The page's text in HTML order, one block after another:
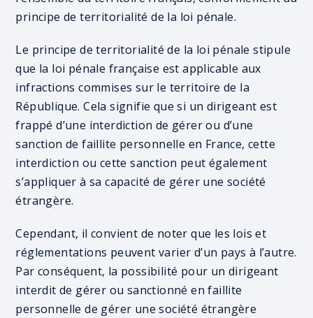
principe de territorialité de la loi pénale.
Le principe de territorialité de la loi pénale stipule
que la loi pénale française est applicable aux
infractions commises sur le territoire de la
République. Cela signifie que si un dirigeant est
frappé d’une interdiction de gérer ou d’une
sanction de faillite personnelle en France, cette
interdiction ou cette sanction peut également
s’appliquer à sa capacité de gérer une société
étrangère.
Cependant, il convient de noter que les lois et
réglementations peuvent varier d’un pays à l’autre.
Par conséquent, la possibilité pour un dirigeant
interdit de gérer ou sanctionné en faillite
personnelle de gérer une société étrangère